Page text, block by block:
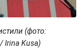
(фото:
Irina Kusa)